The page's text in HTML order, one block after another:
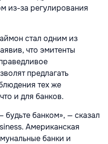
из-за регулирования
стал одним из
что эмитенты
предлагать
тех же
и для банков.
будьте банком», — сказал
Американская
банки и